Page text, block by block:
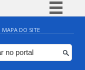
Simplifique!
Comunica BR
Participe
MAPA DO SITE